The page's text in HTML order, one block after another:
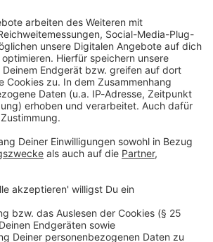
Studio Hotline
Kontaktformular
Sprachnachricht
© dpa-infocom, dpa:260216-930-694494/1